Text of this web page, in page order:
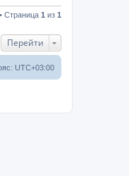
Страница 1 из 1
Перейти
UTC+03:00